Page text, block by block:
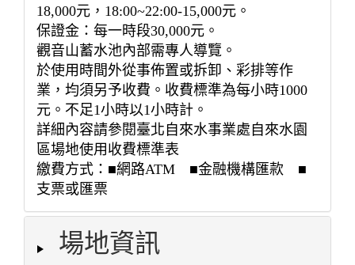
18,000元，18:00~22:00-15,000元。
保證金：每一時段30,000元。
觀音山蓄水池內部需專人導覽。
於使用時間外從事佈置或拆卸、彩排等作
業，均須另予收費。收費標準為每小時1000
元。不足1小時以1小時計。
詳細內容請參閱臺北自來水事業處自來水園
區場地使用收費標準表
繳費方式：■網路ATM ■金融機構匯款 ■
支票或匯票
場地資訊